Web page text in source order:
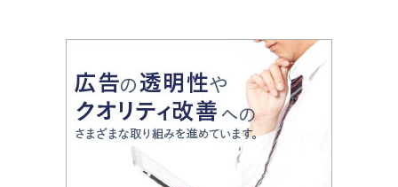
大阪府
兵庫県 京都府 奈良県
和歌山県
鳥取県
島根県 岡山県 広島県
香川県
高知県
教育全般
中学受験に熱心な市区町村ランキング
小学校受験
家庭教師
運動と遊びを考える
情報Ⅰ、数学が苦手な人注目！最短距離の学力
アップ法
悩み多き「大学受験」相談室
英語・英会話・英検対策
小学校教師が解説！中学受験のリアル
大学入試改革
ママテクエグザム
進化する中高一貫校・高校